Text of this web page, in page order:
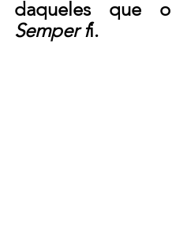
Semper fi.